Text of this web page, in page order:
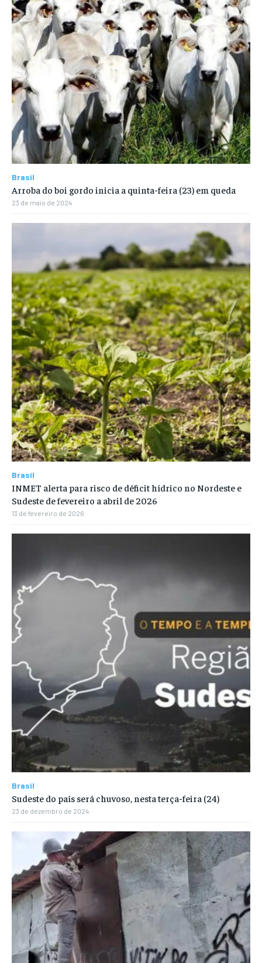
Brasil
Arroba do boi gordo inicia a quinta-feira (23) em queda
23 de maio de 2024
Brasil
INMET alerta para risco de déficit hídrico no Nordeste e
Sudeste de fevereiro a abril de 2026
13 de fevereiro de 2026
Brasil
Sudeste do país será chuvoso, nesta terça-feira (24)
23 de dezembro de 2024